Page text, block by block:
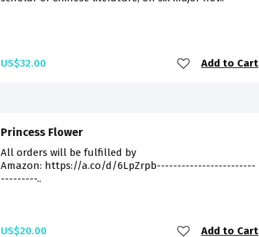
US$32.00 Add to Cart
Princess Flower
All orders will be fulfilled by
Amazon: https://a.co/d/6LpZrpb------------------------
---------..
US$20.00 Add to Cart